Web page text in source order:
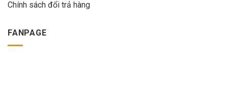
Chính sách đổi trả hàng
FANPAGE